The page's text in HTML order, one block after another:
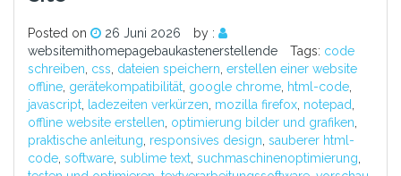
Posted on 26 Juni 2026
by :
websitemithomepagebaukastenerstellende
Tags: code
schreiben css dateien speichern erstellen einer website
offline gerätekompatibilität google chrome html-code
javascript
ladezeiten verkürzen mozilla firefox notepad
offline website erstellen optimierung bilder und grafiken
praktische anleitung responsives design sauberer html-
code software sublime text suchmaschinenoptimierung